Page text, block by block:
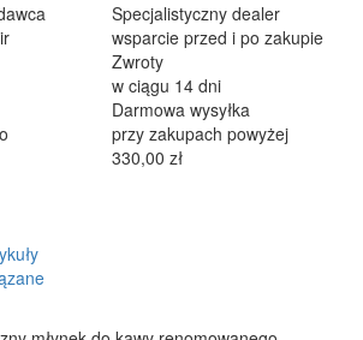
Specjalistyczny dealer
wsparcie przed i po zakupie
Zwroty
w ciągu 14 dni
Darmowa wysyłka
przy zakupach powyżej
330,00 zł